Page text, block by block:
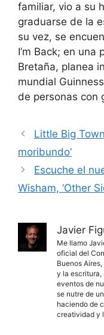
familiar, vio a su
graduarse de la
su vez, se
I’m Back; en una
Bretaña, planea
mundial
de personas con
Little Big
moribundo’
Escuche el
Wisham, ‘Other
Javier
Me llamo
oficial del
Buenos
y la escritura,
eventos de
se nutre de
haciendo de
creatividad y